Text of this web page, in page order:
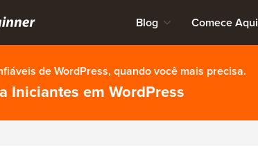
Blog Comece Aqui
de WordPress, quando você mais precisa.
Iniciantes em WordPress